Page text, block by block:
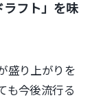
ラフト」を味
盛り上がりを
も今後流行る